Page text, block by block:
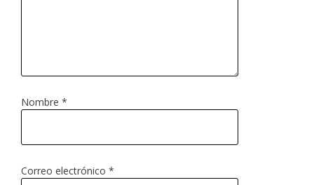
Nombre *
Correo electrónico *